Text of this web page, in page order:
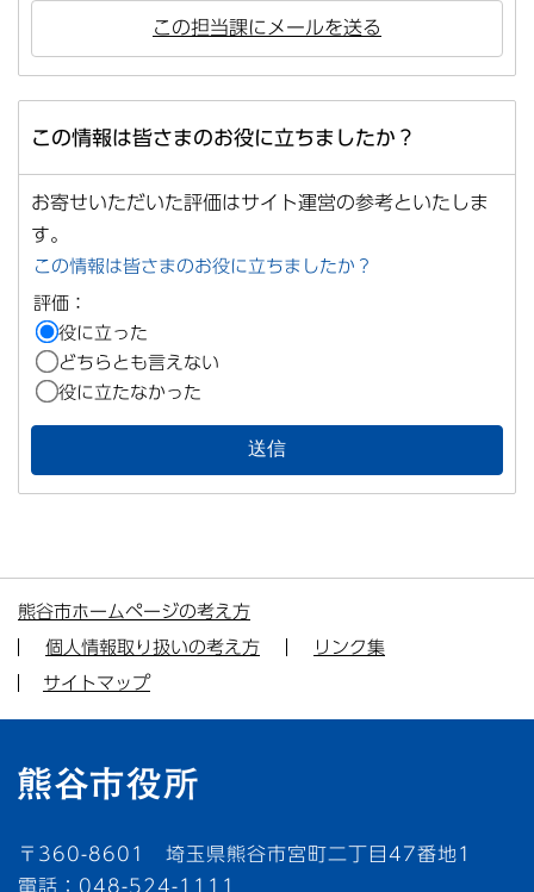
この担当課にメールを送る
この情報は皆さまのお役に立ちましたか？
お寄せいただいた評価はサイト運営の参考といたしま
す。
この情報は皆さまのお役に立ちましたか？
評価：
役に立った
どちらとも言えない
役に立たなかった
熊谷市ホームページの考え方
個人情報取り扱いの考え方
リンク集
サイトマップ
〒360-8601 埼玉県熊谷市宮町二丁目47番地1
電話：048-524-1111